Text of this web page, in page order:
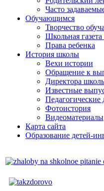
Часто
Обучающимся
Творчество
Школьная
Права ребенка
История школы
Вехи истории
Обращение к
Директора
Известные
Педагогические
Фотоистория
Видеоматериалы
Карта сайта
Образование детей-